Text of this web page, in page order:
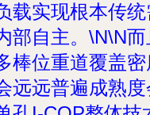
载实现根本传统
部自主。\N\N
棒位重道覆盖
远远普遍成熟